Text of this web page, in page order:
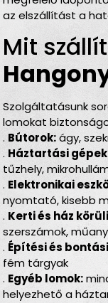
az elszállítást a
Mit
Szolgáltatásunk
lomokat
. Bútorok:ágy,
. Háztartási
tűzhely,
. Elektronikai
nyomtató, kisebb
. Kerti és ház
szerszámok,
. Építési és
fém tárgyak
. Egyéb lomok:
helyezhető a